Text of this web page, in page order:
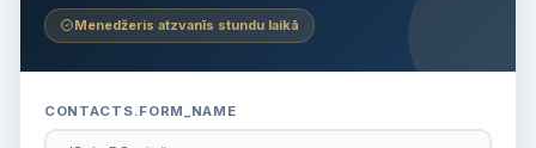
Menedžeris atzvanīs stundu laikā
CONTACTS.FORM_NAME